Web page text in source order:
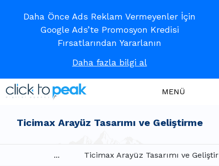
Daha Önce Ads Reklam Vermeyenler İçin
Google Ads’te Promosyon Kredisi
Fırsatlarından Yararlanın
Daha fazla bilgi al
MENÜ
Ticimax Arayüz Tasarımı ve Geliştirme
... Ticimax Arayüz Tasarımı ve